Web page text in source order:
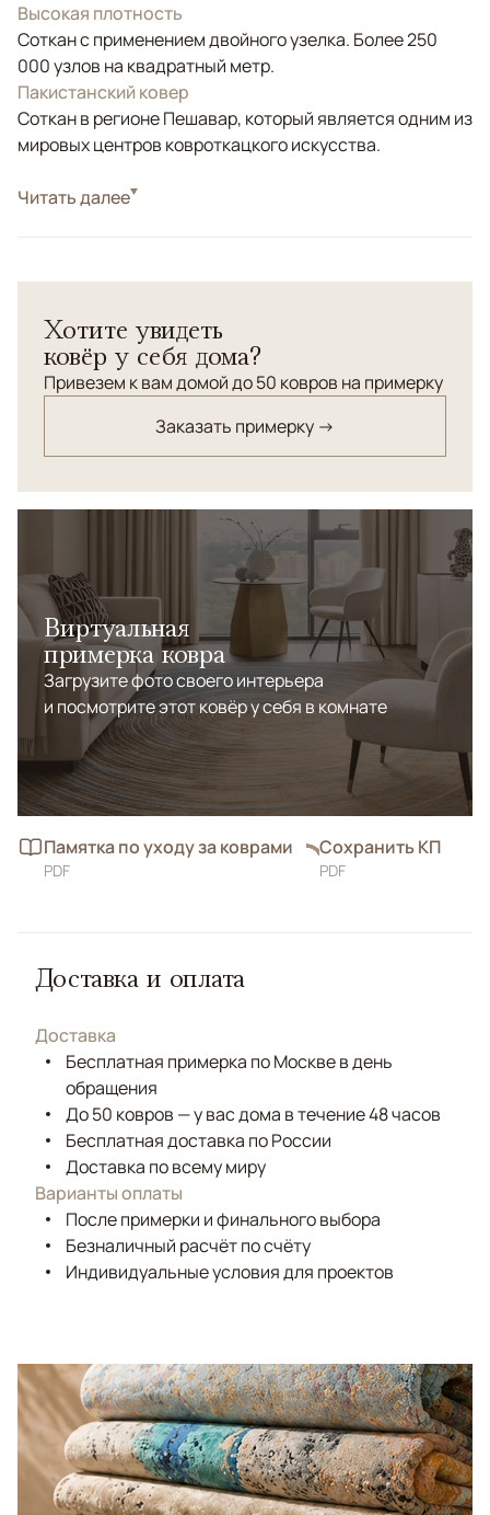
Высокая плотность
Соткан с применением двойного узелка. Более 250
000 узлов на квадратный метр.
Пакистанский ковер
Соткан в регионе Пешавар, который является одним из
мировых центров ковроткацкого искусства.
СтильКлассические
Читать далее
Хотите увидеть
ковёр у себя дома?
Привезем к вам домой до 50 ковров на примерку
Заказать примерку →
Виртуальная
примерка ковра
Загрузите фото своего интерьера
и посмотрите этот ковёр у себя в комнате
Памятка по уходу за коврами
PDF
Сохранить КП
PDF
Доставка и оплата
Доставка
Бесплатная примерка по Москве в день
обращения
До 50 ковров — у вас дома в течение 48 часов
Бесплатная доставка по России
Доставка по всему миру
Варианты оплаты
После примерки и финального выбора
Безналичный расчёт по счёту
Индивидуальные условия для проектов